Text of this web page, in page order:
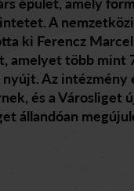
A
ki Ferencz
amelyet több mint
Az intézmény
és a Városliget
állandóan